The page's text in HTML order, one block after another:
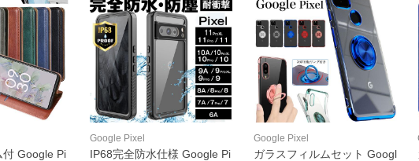
付 Google Pi
Google Pixel
IP68完全防水仕様 Google Pi
Google Pixel
ガラスフィルムセット Googl